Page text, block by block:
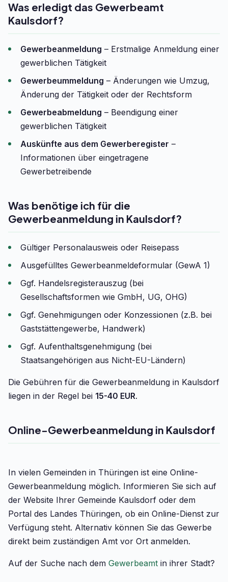
Was erledigt das Gewerbeamt
Kaulsdorf?
Gewerbeanmeldung – Erstmalige Anmeldung einer
gewerblichen Tätigkeit
Gewerbeummeldung – Änderungen wie Umzug,
Änderung der Tätigkeit oder der Rechtsform
Gewerbeabmeldung – Beendigung einer
gewerblichen Tätigkeit
Auskünfte aus dem Gewerberegister –
Informationen über eingetragene
Gewerbetreibende
Was benötige ich für die
Gewerbeanmeldung in Kaulsdorf?
Gültiger Personalausweis oder Reisepass
Ausgefülltes Gewerbeanmeldeformular (GewA 1)
Ggf. Handelsregisterauszug (bei
Gesellschaftsformen wie GmbH, UG, OHG)
Ggf. Genehmigungen oder Konzessionen (z.B. bei
Gaststättengewerbe, Handwerk)
Ggf. Aufenthaltsgenehmigung (bei
Staatsangehörigen aus Nicht-EU-Ländern)
Die Gebühren für die Gewerbeanmeldung in Kaulsdorf
liegen in der Regel bei 15-40 EUR.
Online-Gewerbeanmeldung in Kaulsdorf
In vielen Gemeinden in Thüringen ist eine Online-
Gewerbeanmeldung möglich. Informieren Sie sich auf
der Website Ihrer Gemeinde Kaulsdorf oder dem
Portal des Landes Thüringen, ob ein Online-Dienst zur
Verfügung steht. Alternativ können Sie das Gewerbe
direkt beim zuständigen Amt vor Ort anmelden.
Auf der Suche nach dem Gewerbeamt in ihrer Stadt?